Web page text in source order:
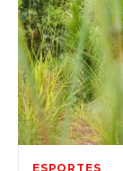
ESPORTES